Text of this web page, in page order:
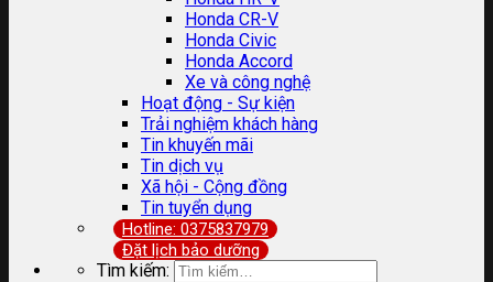
Honda CR-V
Honda Civic
Honda Accord
Xe và công nghệ
Hoạt động - Sự kiện
Trải nghiệm khách hàng
Tin khuyến mãi
Tin dịch vụ
Xã hội - Cộng đồng
Tin tuyển dụng
Hotline: 0375837979
Đặt lịch bảo dưỡng
Tìm kiếm: